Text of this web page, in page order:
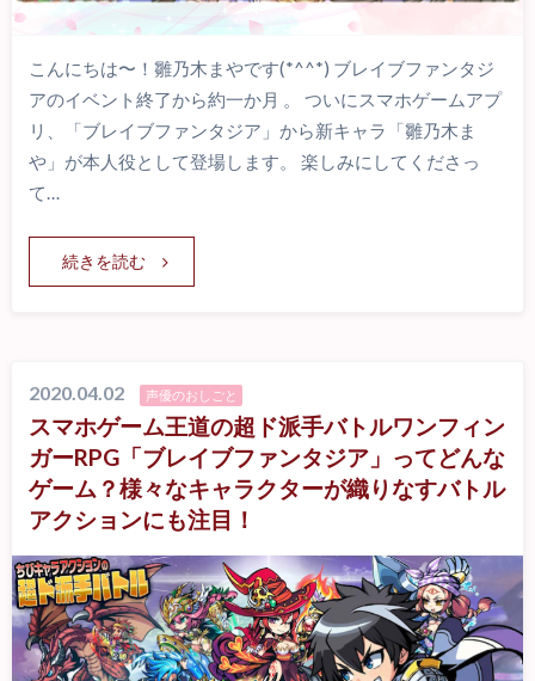
こんにちは〜！雛乃木まやです(*^^*) ブレイブファンタジ
アのイベント終了から約一か月 。 ついにスマホゲームアプ
リ、「ブレイブファンタジア」から新キャラ「雛乃木ま
や」が本人役として登場します。 楽しみにしてくださっ
て…
続きを読む
2020.04.02 声優のおしごと
スマホゲーム王道の超ド派手バトルワンフィン
ガーRPG「ブレイブファンタジア」ってどんな
ゲーム？様々なキャラクターが織りなすバトル
アクションにも注目！